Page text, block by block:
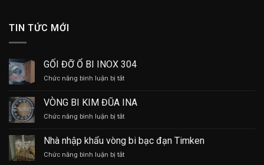
TIN TỨC MỚI
GỐI ĐỠ Ổ BI INOX 304
Chức năng bình luận bị tắtở
ĐỠ
Ổ
BI
304
VÒNG BI KIM ĐŨA INA
Chức năng bình luận bị tắtở
BI
KIM
ĐŨA
Nhà nhập khẩu vòng bi bạc đạn Timken
Chức năng bình luận bị tắtở